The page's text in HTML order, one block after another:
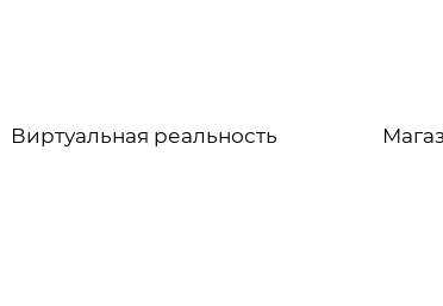
Виртуальная реальность